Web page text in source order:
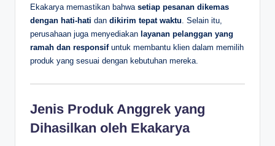
Ekakarya memastikan bahwa setiap pesanan dikemas
dengan hati-hati dan dikirim tepat waktu. Selain itu,
perusahaan juga menyediakan layanan pelanggan yang
ramah dan responsifuntuk membantu klien dalam memilih
produk yang sesuai dengan kebutuhan mereka.
Jenis Produk Anggrek yang
Dihasilkan oleh Ekakarya